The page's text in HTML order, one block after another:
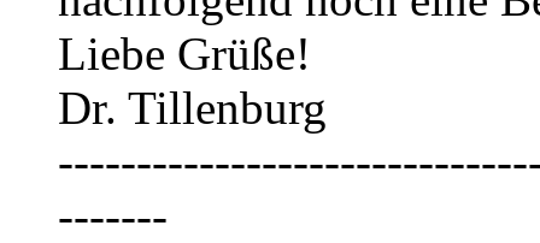
Liebe Grüße!
Dr. Tillenburg
-------